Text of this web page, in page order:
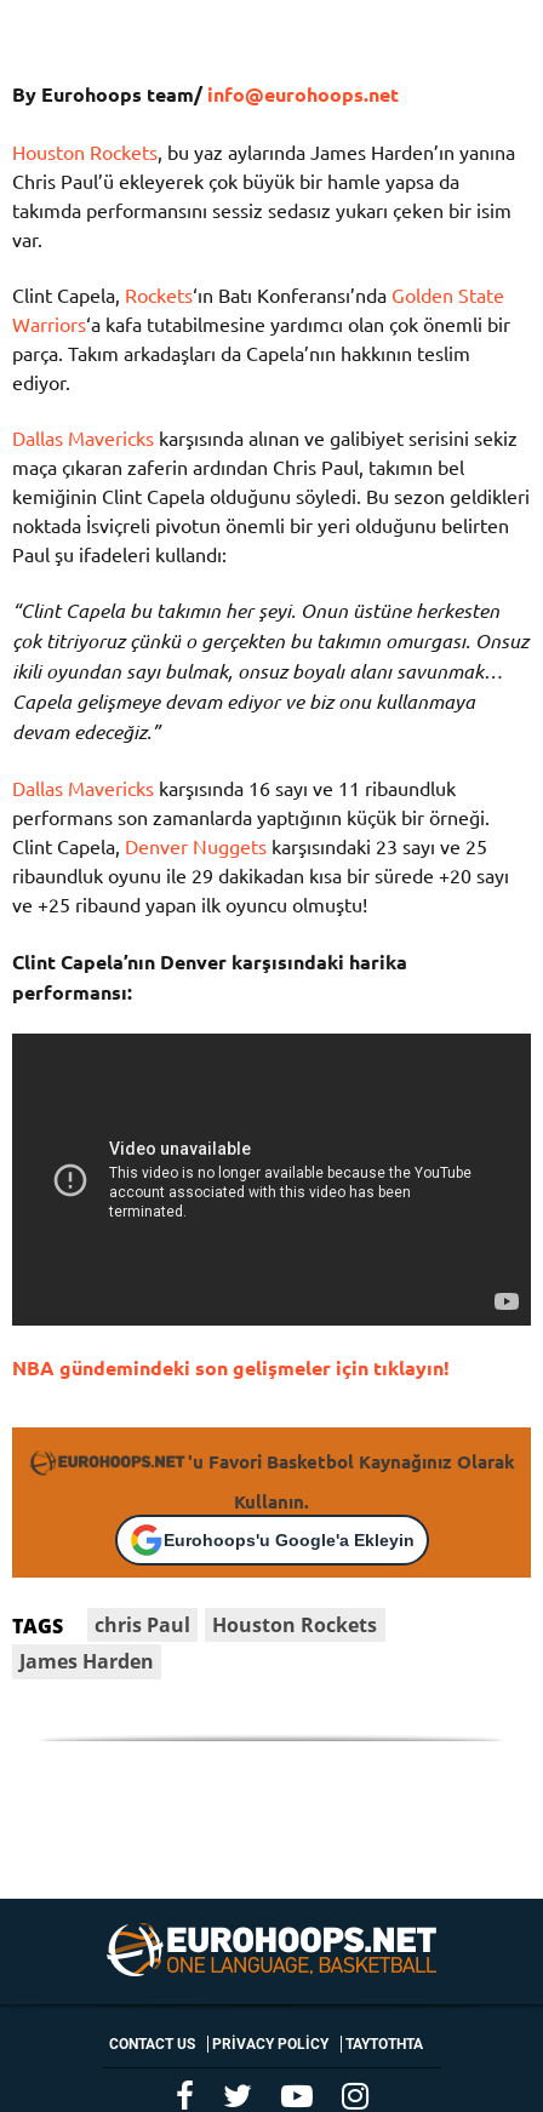
By Eurohoops team/info@eurohoops.net
Houston Rockets , bu yaz aylarında James Harden’ın yanına
Chris Paul’ü ekleyerek çok büyük bir hamle yapsa da
takımda performansını sessiz sedasız yukarı çeken bir isim
var.
Clint Capela, Rockets‘ın Batı Konferansı’nda Golden State
Warriors‘a kafa tutabilmesine yardımcı olan çok önemli bir
parça. Takım arkadaşları da Capela’nın hakkının teslim
ediyor.
Dallas Mavericks karşısında alınan ve galibiyet serisini sekiz
maça çıkaran zaferin ardından Chris Paul, takımın bel
kemiğinin Clint Capela olduğunu söyledi. Bu sezon geldikleri
noktada İsviçreli pivotun önemli bir yeri olduğunu belirten
Paul şu ifadeleri kullandı:
“Clint Capela bu takımın her şeyi. Onun üstüne herkesten
çok titriyoruz çünkü o gerçekten bu takımın omurgası. Onsuz
ikili oyundan sayı bulmak, onsuz boyalı alanı savunmak…
Capela gelişmeye devam ediyor ve biz onu kullanmaya
devam edeceğiz.”
Dallas Mavericks karşısında 16 sayı ve 11 ribaundluk
performans son zamanlarda yaptığının küçük bir örneği.
Clint Capela, Denver Nuggets karşısındaki 23 sayı ve 25
ribaundluk oyunu ile 29 dakikadan kısa bir sürede +20 sayı
ve +25 ribaund yapan ilk oyuncu olmuştu!
Clint Capela’nın Denver karşısındaki harika
performansı:
NBA gündemindeki son gelişmeler için tıklayın!
'u Favori Basketbol Kaynağınız Olarak
Kullanın.
Eurohoops'u Google'a Ekleyin
TAGS chris Paul
Houston Rockets
James Harden
CONTACT US PRIVACY POLICY ΤΑΥΤΟΤΗΤΑ